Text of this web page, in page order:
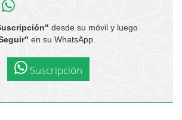
desde su móvil y luego
en su WhatsApp.
Suscripción